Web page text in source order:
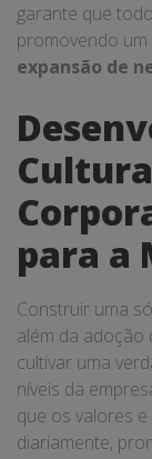
garante que
promovendo
expansão de
para a
Construir uma
além da adoção
cultivar uma
níveis da
que os valores
diariamente,